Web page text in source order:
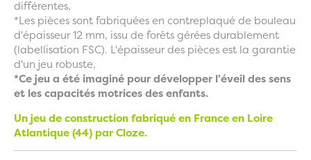
différentes,
*Les pièces sont fabriquées en contreplaqué de bouleau
d'épaisseur 12 mm, issu de forêts gérées durablement
(labellisation FSC). L'épaisseur des pièces est la garantie
d'un jeu robuste,
*Ce jeu a été imaginé pour développer l'éveil des sens
et les capacités motrices des enfants.
Un jeu de construction fabriqué en France en Loire
Atlantique (44) par Cloze.